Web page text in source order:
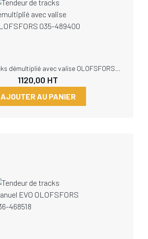
1120,00 HT
AJOUTER AU PANIER